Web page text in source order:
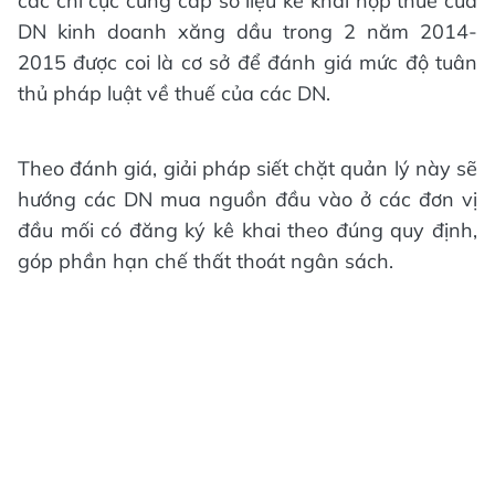
DN kinh doanh xăng dầu trong 2 năm 2014-
2015 được coi là cơ sở để đánh giá mức độ tuân
thủ pháp luật về thuế của các DN.
Theo đánh giá, giải pháp siết chặt quản lý này sẽ
hướng các DN mua nguồn đầu vào ở các đơn vị
đầu mối có đăng ký kê khai theo đúng quy định,
góp phần hạn chế thất thoát ngân sách.